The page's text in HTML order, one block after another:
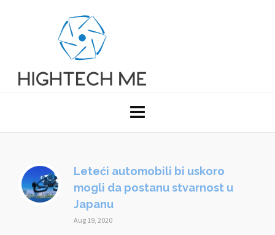
Leteći automobili bi uskoro
mogli da postanu stvarnost u
Japanu
Aug 19, 2020